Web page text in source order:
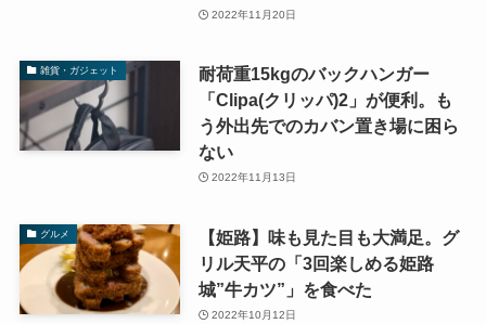
2022年11月20日
雑貨・ガジェット
耐荷重15kgのバックハンガー
「Clipa(クリッパ)2」が便利。も
う外出先でのカバン置き場に困ら
ない
2022年11月13日
グルメ
【姫路】味も見た目も大満足。グ
リル天平の「3回楽しめる姫路
城”牛カツ”」を食べた
2022年10月12日